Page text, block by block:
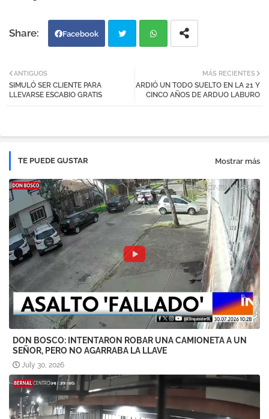
Facebook
atsa
MÁS RECIENTES
ARDIÓ UN TODO SUELTO EN LA 21 Y
CINCO AÑOS DE ARDUO LABURO
ANTIGUOS
SIMULÓ SER CLIENTE PARA
LLEVARSE ESCABIO GRATIS
TE PUEDE GUSTAR Mostrar más
DON BOSCO: INTENTARON ROBAR UNA CAMIONETA A UN
SEÑOR, PERO NO AGARRABA LA LLAVE
July 30, 2026